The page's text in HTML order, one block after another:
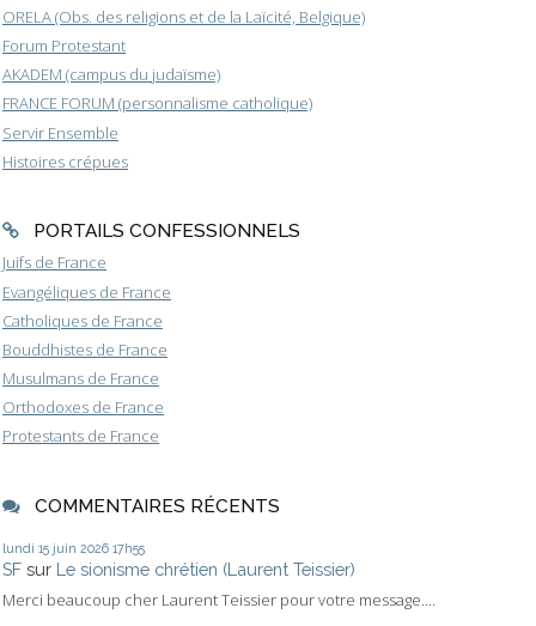
ORELA (Obs. des religions et de la Laïcité, Belgique)
Forum Protestant
AKADEM (campus du judaïsme)
FRANCE FORUM (personnalisme catholique)
Servir Ensemble
Histoires crépues
PORTAILS CONFESSIONNELS
Juifs de France
Evangéliques de France
Catholiques de France
Bouddhistes de France
Musulmans de France
Orthodoxes de France
Protestants de France
COMMENTAIRES RÉCENTS
lundi 15 juin 2026 17h55
SF sur Le sionisme chrétien (Laurent Teissier)
Merci beaucoup cher Laurent Teissier pour votre message....